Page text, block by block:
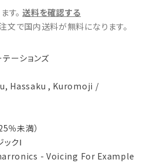
す。 送料を確認する
で国内送料が無料になります。
ーションズ
Hassaku , Kuromoji /
％未満）
クⅠ
- Voicing For Example